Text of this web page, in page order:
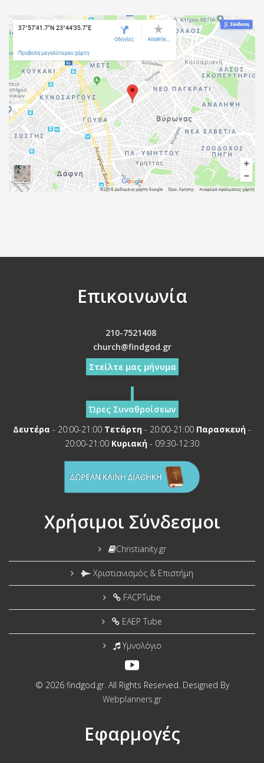
Επικοινωνία
210-7521408
church@findgod.gr
Στείλτε μας μήνυμα
Ώρες Συναθροίσεων
Δευτέρα - 20:00-21:00 Τετάρτη - 20:00-21:00 Παρασκευή -
20:00-21:00 Κυριακή - 09:30-12:30
Χρήσιμοι Σύνδεσμοι
Christianity.gr
Χριστιανισμός & Επιστήμη
FACPTube
EAEP Tube
Υμνολόγιο
© 2026 findgod.gr. All Rights Reserved. Designed By
Webplanners.gr
Εφαρμογές